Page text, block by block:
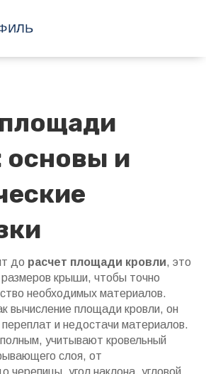
основы и
до расчет площади кровли, это
размеров крыши, чтобы точно
необходимых материалов.
вычисление площади кровли, он
и недостачи материалов.
учитывают кровельный
слоя, от
черепицы, угол наклона, угловой